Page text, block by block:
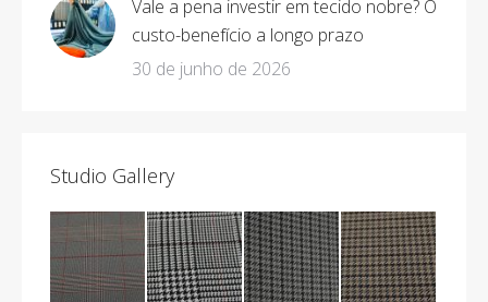
Vale a pena investir em tecido nobre? O
custo-benefício a longo prazo
30 de junho de 2026
Studio Gallery